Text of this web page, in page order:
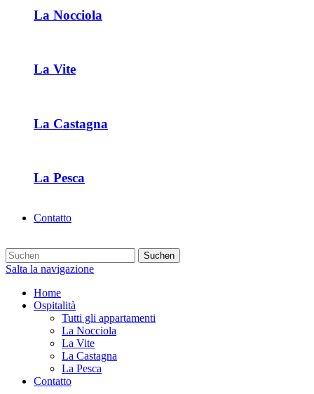
La Nocciola
La Vite
La Castagna
La Pesca
Contatto
Suchen
Salta la navigazione
Home
Ospitalità
Tutti gli appartamenti
La Nocciola
La Vite
La Castagna
La Pesca
Contatto